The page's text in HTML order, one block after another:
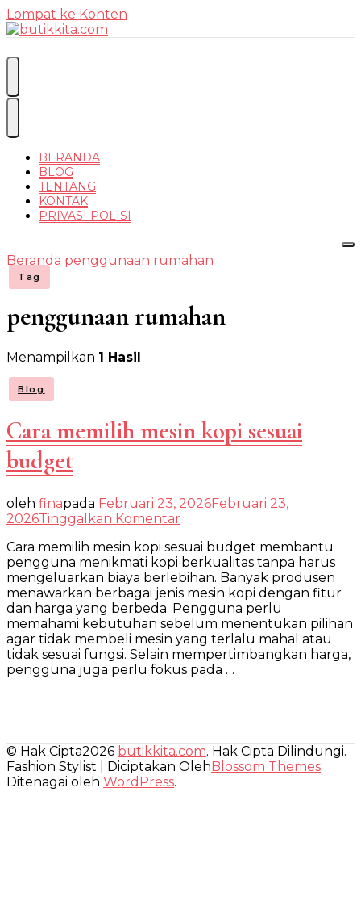
Lompat ke Konten
Temukan Semua Disini!
BERANDA
BLOG
TENTANG
KONTAK
PRIVASI POLISI
Beranda penggunaan rumahan
Tag
penggunaan rumahan
Menampilkan 1 Hasil
Blog
Cara memilih mesin kopi sesuai
budget
oleh finapada Februari 23, 2026Februari 23,
2026Tinggalkan Komentar
memilih
mesin
kopi
sesuai
budget
Cara memilih mesin kopi sesuai budget membantu
pengguna menikmati kopi berkualitas tanpa harus
mengeluarkan biaya berlebihan. Banyak produsen
menawarkan berbagai jenis mesin kopi dengan fitur
dan harga yang berbeda. Pengguna perlu
memahami kebutuhan sebelum menentukan pilihan
agar tidak membeli mesin yang terlalu mahal atau
tidak sesuai fungsi. Selain mempertimbangkan harga,
pengguna juga perlu fokus pada …
© Hak Cipta2026 butikkita.com. Hak Cipta Dilindungi.
Fashion Stylist | Diciptakan OlehBlossom Themes.
Ditenagai oleh WordPress.